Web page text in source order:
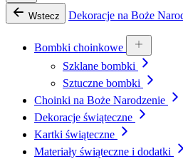
Wstecz Dekoracje na Boże
Bombki choinkowe
Szklane bombki
Sztuczne bombki
Choinki na Boże Narodzenie
Dekoracje świąteczne
Kartki świąteczne
Materiały świąteczne i dodatki